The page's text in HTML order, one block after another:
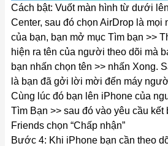
Cách bật: Vuốt màn hình từ dưới
Center, sau đó chọn AirDrop là mọi
của bạn, bạn mở mục Tìm bạn >>
hiện ra tên của người theo dõi mà
bạn nhấn chọn tên >> nhấn Xong.
là bạn đã gởi lời mời đến máy
Cùng lúc đó bạn lên iPhone của
Tìm Bạn >> sau đó vào yêu cầu kết
Friends chọn “Chấp nhận”
Bước 4: Khi iPhone bạn cần theo